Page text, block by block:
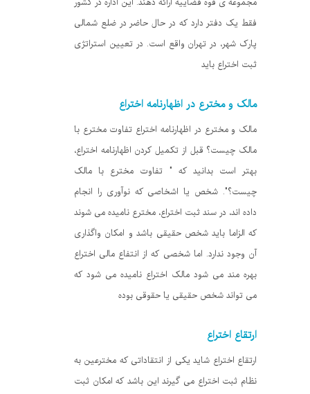
مجموعه ی قوه قضاییه ارائه دهند. این اداره در کشور
فقط یک دفتر دارد که در حال حاضر در ضلع شمالی
پارک شهر، در تهران واقع است. در تعیین استراتژی
ثبت اختراع باید
مالک و مخترع در اظهارنامه اختراع
مالک و مخترع در اظهارنامه اختراع تفاوت مخترع با
مالک چیست؟ قبل از تکمیل کردن اظهارنامه اختراع،
بهتر است بدانید که " تفاوت مخترع با مالک
چیست؟". شخص یا اشخاصی که نوآوری را انجام
داده اند، در سند ثبت اختراع، مخترع نامیده می شوند
که الزاما باید شخص حقیقی باشد و امکان واگذاری
آن وجود ندارد. اما شخصی که از انتفاع مالی اختراع
بهره مند می شود مالک اختراع نامیده می شود که
می تواند شخص حقیقی یا حقوقی بوده
ارتقاع اختراع
ارتقاع اختراع شاید یکی از انتقاداتی که مخترعین به
نظام ثبت اختراع می گیرند این باشد که امکان ثبت